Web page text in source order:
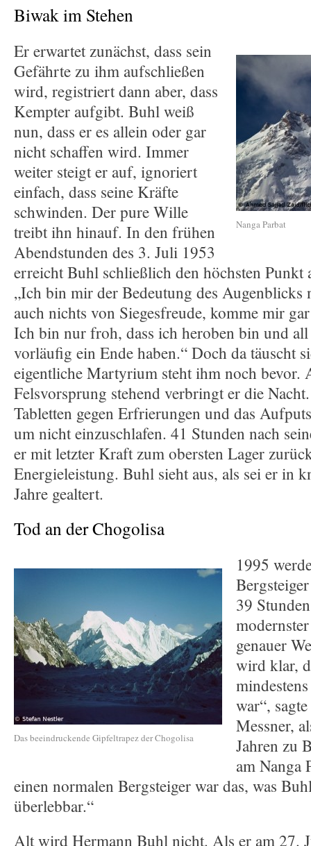
Biwak im Stehen
Nanga Parbat
Er erwartet zunächst, dass sein
Gefährte zu ihm aufschließen
wird, registriert dann aber, dass
Kempter aufgibt. Buhl weiß
nun, dass er es allein oder gar
nicht schaffen wird. Immer
weiter steigt er auf, ignoriert
einfach, dass seine Kräfte
schwinden. Der pure Wille
treibt ihn hinauf. In den frühen
Abendstunden des 3. Juli 1953
erreicht Buhl schließlich den höchsten
„Ich bin mir der Bedeutung des Augenblicks
auch nichts von Siegesfreude, komme mir
Ich bin nur froh, dass ich heroben bin und all
vorläufig ein Ende haben.“ Doch da täuscht
eigentliche Martyrium steht ihm noch bevor.
Felsvorsprung stehend verbringt er die
Tabletten gegen Erfrierungen und das
um nicht einzuschlafen. 41 Stunden nach
er mit letzter Kraft zum obersten Lager
Energieleistung. Buhl sieht aus, als sei er in
Jahre gealtert.
Tod an der Chogolisa
Das beeindruckende Gipfeltrapez der Chogolisa
1995
39
genauer
wird klar,
war“,
Messner,
Jahren zu
am Nanga
einen normalen Bergsteiger war das, was
überlebbar.“
Alt wird Hermann Buhl nicht. Als er am 27.